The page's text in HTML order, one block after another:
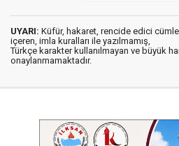
UYARI: Küfür, hakaret, rencide edici
içeren, imla kuralları ile yazılmamış,
Türkçe karakter kullanılmayan ve büyük
onaylanmamaktadır.